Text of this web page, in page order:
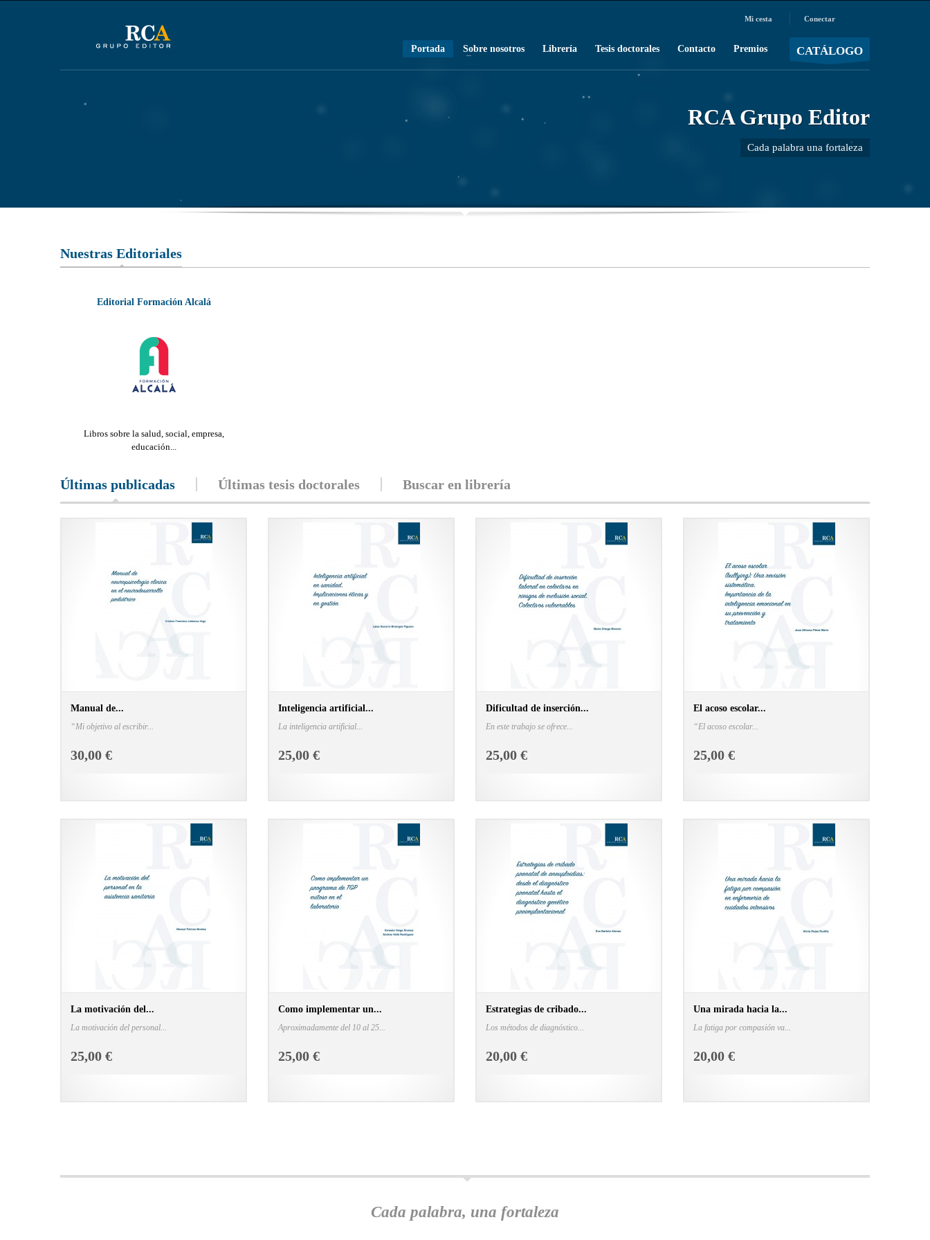
Conectar
Mi cesta
/ MOSTRAR CARRO
CATÁLOGO
Portada Sobre nosotros Librería Tesis doctorales Contacto Premios
RCA Grupo Editor
Cada palabra una fortaleza
Nuestras Editoriales
Editorial Formación Alcalá
Libros sobre la salud, social, empresa,
educación...
Últimas publicadas Últimas tesis doctorales Buscar en librería
Manual de...
“Mi objetivo al escribir...
30,00 €
Inteligencia artificial...
La inteligencia artificial...
25,00 €
Dificultad de inserción...
En este trabajo se ofrece...
25,00 €
El acoso escolar...
“El acoso escolar...
25,00 €
La motivación del...
La motivación del personal...
25,00 €
Como implementar un...
Aproximadamente del 10 al 25...
25,00 €
Estrategias de cribado...
Los métodos de diagnóstico...
20,00 €
Una mirada hacia la...
La fatiga por compasión va...
20,00 €
Cada palabra, una fortaleza